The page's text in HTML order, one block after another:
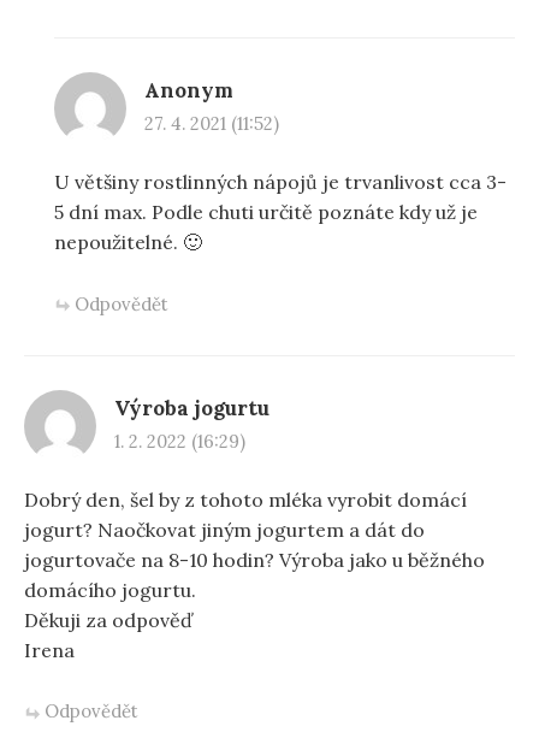
Anonym
27. 4. 2021 (11:52)
U většiny rostlinných nápojů je trvanlivost cca 3-
5 dní max. Podle chuti určitě poznáte kdy už je
nepoužitelné. 🙂
Odpovědět
Výroba jogurtu
1. 2. 2022 (16:29)
Dobrý den, šel by z tohoto mléka vyrobit domácí
jogurt? Naočkovat jiným jogurtem a dát do
jogurtovače na 8-10 hodin? Výroba jako u běžného
domácího jogurtu.
Děkuji za odpověď
Irena
Odpovědět